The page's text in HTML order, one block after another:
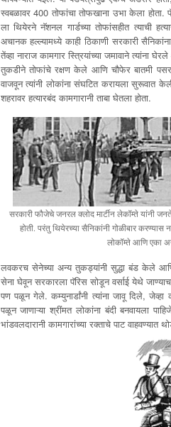
स्वबळावर 400 तोफांचा तोफखाना उभा केला होता.
ला थियेरने नॅशनल गार्डच्या तोफांसहीत त्याची
अचानक हल्ल्यामध्ये काही ठिकाणी सरकारी
तेंव्हा नाराज कामगार स्त्रियांच्या जमावाने त्यांना
तुकडीने तोफांचे रक्षण केले आणि चौफेर बातमी
वाजवून त्यांनी लोकांना संघटित करायला सुरूवात
शहरावर हत्यारबंद कामगारानी ताबा घेतला होता.
सरकारी फौजेचे जनरल क्लोद मार्टीन लेकॉम्ते यांनी
होती. परंतु थियेरच्या सैनिकांनी गोळीबार
लोकॉम्ते आणि एका
लवकरच सेनेच्या अन्य तुकड्यांनी सुद्धा बंड केले
सेना घेवून सरकारला पॅरिस सोडून वर्साई येथे
पण पळून गेले. कम्युनार्डांनी त्यांना जावू दिले,
पळून जाणाऱ्या श्रींमत लोकांना बंदी बनवायला
भांडवलदारानी कामगारांच्या रक्ताचे पाट वाहवण्यात